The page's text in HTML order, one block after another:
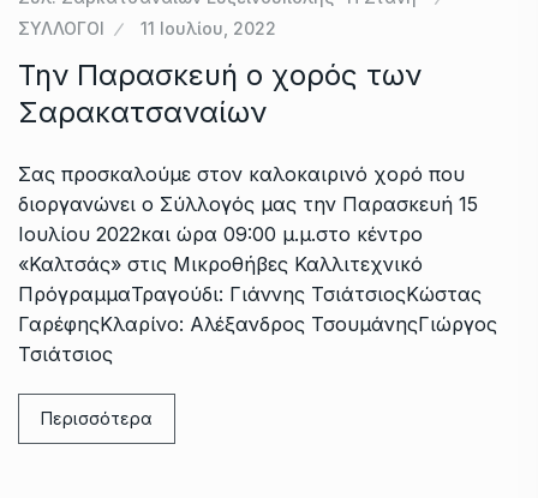
ΣΥΛΛΟΓΟΙ
11 Ιουλίου, 2022
Την Παρασκευή ο χορός των
Σαρακατσαναίων
Σας προσκαλούμε στον καλοκαιρινό χορό που
διοργανώνει ο Σύλλογός μας την Παρασκευή 15
Ιουλίου 2022και ώρα 09:00 μ.μ.στο κέντρο
«Καλτσάς» στις Μικροθήβες Καλλιτεχνικό
ΠρόγραμμαΤραγούδι: Γιάννης ΤσιάτσιοςΚώστας
ΓαρέφηςΚλαρίνο: Αλέξανδρος ΤσουμάνηςΓιώργος
Τσιάτσιος
Περισσότερα